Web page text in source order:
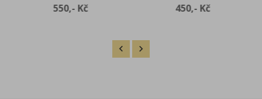
550,- KčCena 450,- KčCena